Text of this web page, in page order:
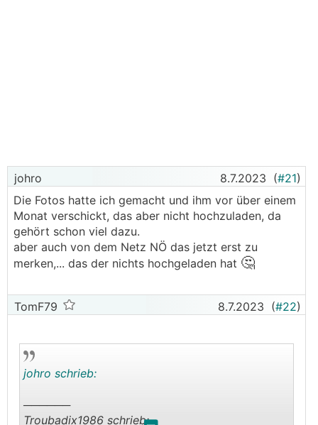
johro 8.7.2023 (#21)
Die Fotos hatte ich gemacht und ihm vor über einem
Monat verschickt, das aber nicht hochzuladen, da
gehört schon viel dazu.
aber auch von dem Netz NÖ das jetzt erst zu
merken,... das der nichts hochgeladen hat 🤔
TomF79 8.7.2023 (#22)
johro schrieb:
──────
Troubadix1986 schrieb: